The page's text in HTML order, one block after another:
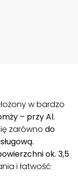
w bardzo
– przy Al.
zarówno do
ok. 3,5
i łatwość